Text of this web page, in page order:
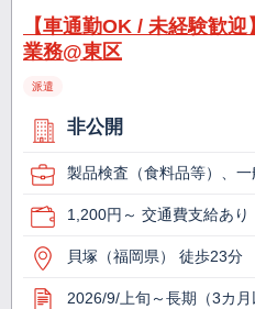
【車通勤OK / 未経験歓
業務@東区
派遣
非公開
製品検査（食料品等）、一
1,200円～ 交通費支給あり
貝塚（福岡県） 徒歩23分
2026/9/上旬～長期（3カ月